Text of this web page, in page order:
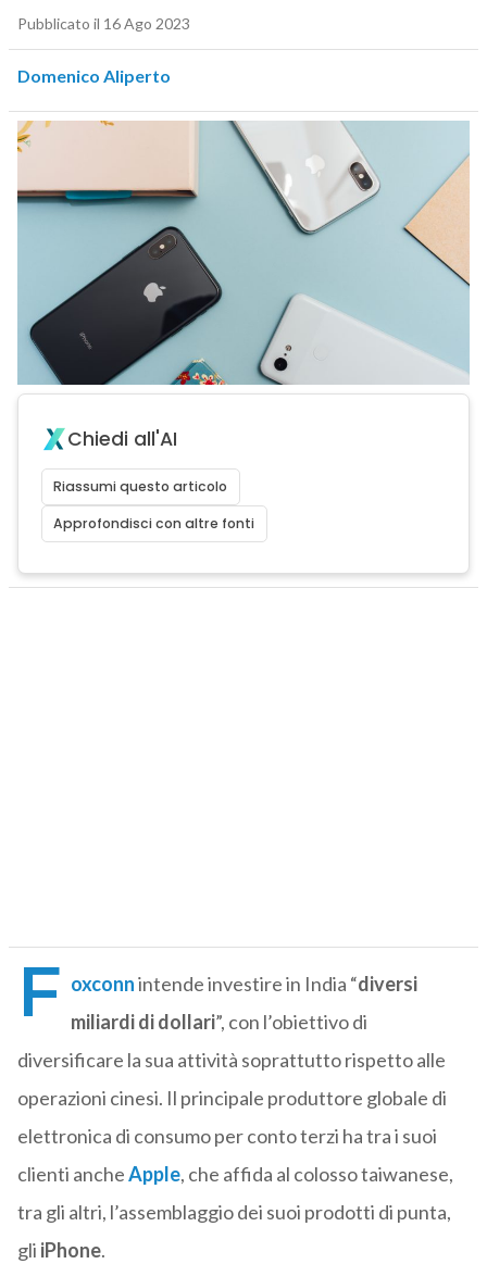
Pubblicato il 16 Ago 2023
Domenico Aliperto
Chiedi all'AI
Riassumi questo articolo
Approfondisci con altre fonti
F oxconnintende investire in India “diversi
miliardi di dollari”, con l’obiettivo di
diversificare la sua attività soprattutto rispetto alle
operazioni cinesi. Il principale produttore globale di
elettronica di consumo per conto terzi ha tra i suoi
clienti ancheApple, che affida al colosso taiwanese,
tra gli altri, l’assemblaggio dei suoi prodotti di punta,
gli iPhone.